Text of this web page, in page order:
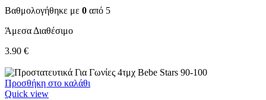
Βαθμολογήθηκε με 0 από 5
Άμεσα Διαθέσιμο
3.90 €
Προσθήκη στο καλάθι
Quick view